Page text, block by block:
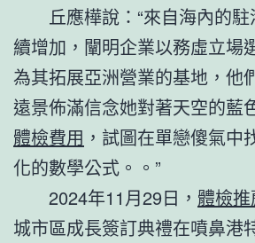
丘應樺說：“來自海內的
續增加，闡明企業以務虛立場
為其拓展亞洲營業的基地，他
遠景佈滿信念她對著天空的藍
體檢費用 ，試圖在單戀傻氣中
化的數學公式。。”
2024年11月29日， 體檢推
城市區成長簽訂典禮在噴鼻港